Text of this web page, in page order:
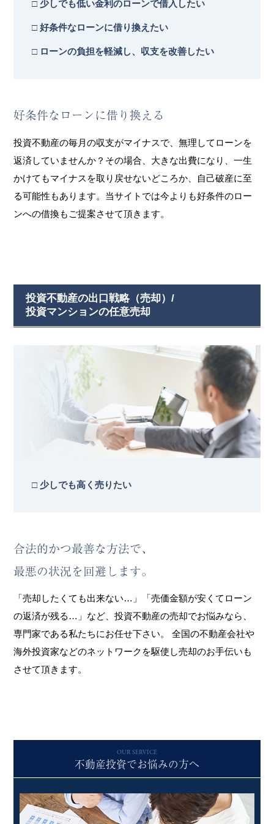
□ 少しでも低い金利のローンで借入したい
□ 好条件なローンに借り換えたい
□ ローンの負担を軽減し、収支を改善したい
好条件なローンに借り換える
投資不動産の毎月の収支がマイナスで、無理してローンを
返済していませんか？ その場合、大きな出費になり、一生
かけてもマイナスを取り戻せないどころか、自己破産に至
る可能性もあります。 当サイトでは今よりも好条件のロー
ンへの借換もご提案させて頂きます。
投資不動産の出口戦略（売却）/
投資マンションの任意売却
□ 少しでも高く売りたい
合法的かつ最善な方法で、
最悪の状況を回避します。
「売却したくても出来ない…」「売価金額が安くてローン
の返済が残る…」など、投資不動産の売却でお悩みなら、
専門家である私たちにお任せ下さい。全国の不動産会社や
海外投資家などのネットワークを駆使し売却のお手伝いも
させて頂きます。
OUR SERVICE
不動産投資でお悩みの方へ